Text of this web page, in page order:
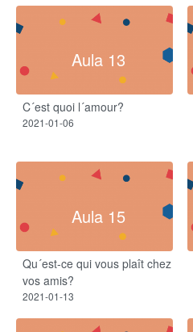
Aula 13
C´est quoi l´amour?
2021-01-06
Aula 15
Qu´est-ce qui vous plaît chez
vos amis?
2021-01-13